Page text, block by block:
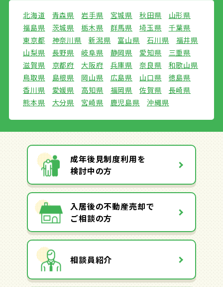
北海道 青森県 岩手県 宮城県 秋田県
山形県
福島県
茨城県 栃木県 群馬県 埼玉県
千葉県
東京都
神奈川県 新潟県 富山県 石川県
福井県
山梨県
長野県 岐阜県 静岡県 愛知県
三重県
滋賀県
京都府 大阪府 兵庫県 奈良県
和歌山県
鳥取県
島根県 岡山県 広島県 山口県
徳島県
香川県
愛媛県 高知県 福岡県 佐賀県
長崎県
熊本県
大分県 宮崎県 鹿児島県 沖縄県
成年後見制度利用を
検討中の方
入居後の不動産売却で
ご相談の方
相談員紹介